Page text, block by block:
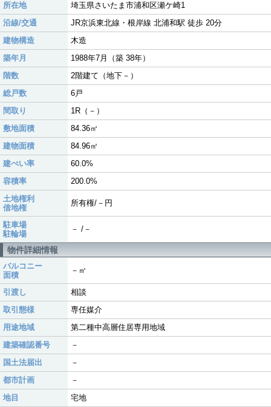
所在地
埼玉県さいたま市浦和区瀬ケ崎1
沿線/交通
JR京浜東北線・根岸線 北浦和駅 徒歩 20分
建物構造
木造
築年月
1988年7月（築 38年）
階数
2階建て（地下－）
総戸数
6戸
間取り
1R（－）
敷地面積
84.36㎡
建物面積
84.96㎡
建ぺい率
60.0%
容積率
200.0%
土地権利
借地権
所有権/－円
駐車場
駐輪場
－ /－
物件詳細情報
バルコニー
面積
－㎡
引渡し
相談
取引態様
専任媒介
用途地域
第二種中高層住居専用地域
建築確認番号
－
国土法届出
－
都市計画
－
地目
宅地